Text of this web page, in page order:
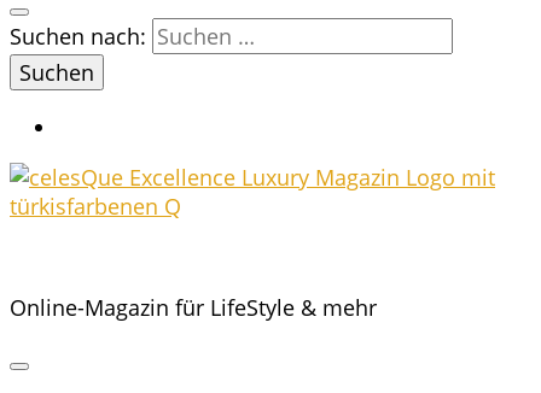
Suchen nach:
Online-Magazin für LifeStyle & mehr